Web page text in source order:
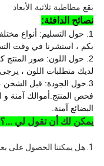
بقع مطاطية ثلاثية الأبعاد
نصائح الدافئة:
1. حول التسليم: أنواع
بكم ، استشرنا في وقت
2. حول اللون: صور المنتج
لديك متطلبات اللون ،
3.حول الجودة: قبل الشحن
فحص المنتج.أموالك آمنة و
البضائع آمنة.
يمكن لك أن تقول لي ...؟
1. هل يمكننا الحصول على بعض العينات؟أي رسوم؟